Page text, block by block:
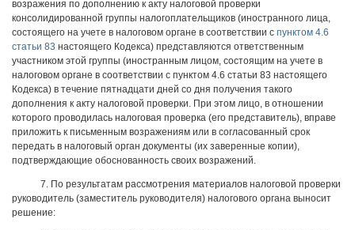
возражения по дополнению к акту налоговой проверки
консолидированной группы налогоплательщиков (иностранного лица,
состоящего на учете в налоговом органе в соответствии с пунктом 4.6
статьи 83 настоящего Кодекса) представляются ответственным
участником этой группы (иностранным лицом, состоящим на учете в
налоговом органе в соответствии с пунктом 4.6 статьи 83 настоящего
Кодекса) в течение пятнадцати дней со дня получения такого
дополнения к акту налоговой проверки. При этом лицо, в отношении
которого проводилась налоговая проверка (его представитель), вправе
приложить к письменным возражениям или в согласованный срок
передать в налоговый орган документы (их заверенные копии),
подтверждающие обоснованность своих возражений.
7. По результатам рассмотрения материалов налоговой проверки
руководитель (заместитель руководителя) налогового органа выносит
решение: